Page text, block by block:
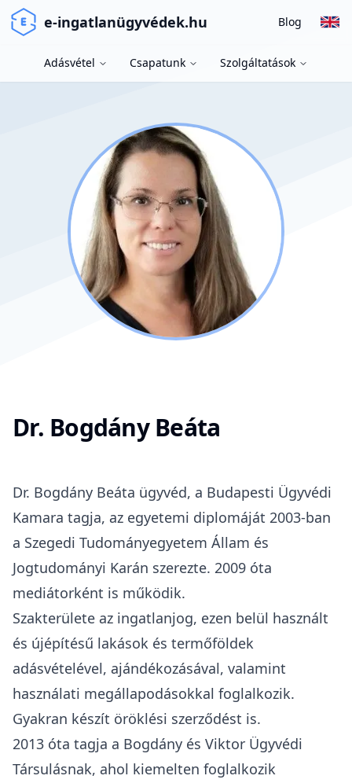
e-ingatlanügyvédek.hu Blog
Adásvétel Csapatunk Szolgáltatások
Dr. Bogdány Beáta
Dr. Bogdány Beáta ügyvéd, a Budapesti Ügyvédi
Kamara tagja, az egyetemi diplomáját 2003-ban
a Szegedi Tudományegyetem Állam és
Jogtudományi Karán szerezte. 2009 óta
mediátorként is működik.
Szakterülete az ingatlanjog, ezen belül használt
és újépítésű lakások és termőföldek
adásvételével, ajándékozásával, valamint
használati megállapodásokkal foglalkozik.
Gyakran készít öröklési szerződést is.
2013 óta tagja a Bogdány és Viktor Ügyvédi
Társulásnak, ahol kiemelten foglalkozik